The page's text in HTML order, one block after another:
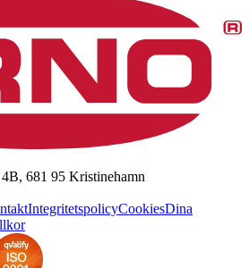
681 95 Kristinehamn
IntegritetspolicyCookiesDina